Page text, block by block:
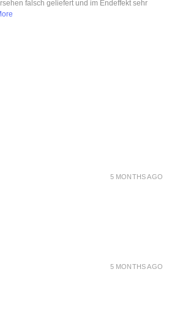
falsch geliefert und im Endeffekt sehr
5 MONTHS AGO
5 MONTHS AGO